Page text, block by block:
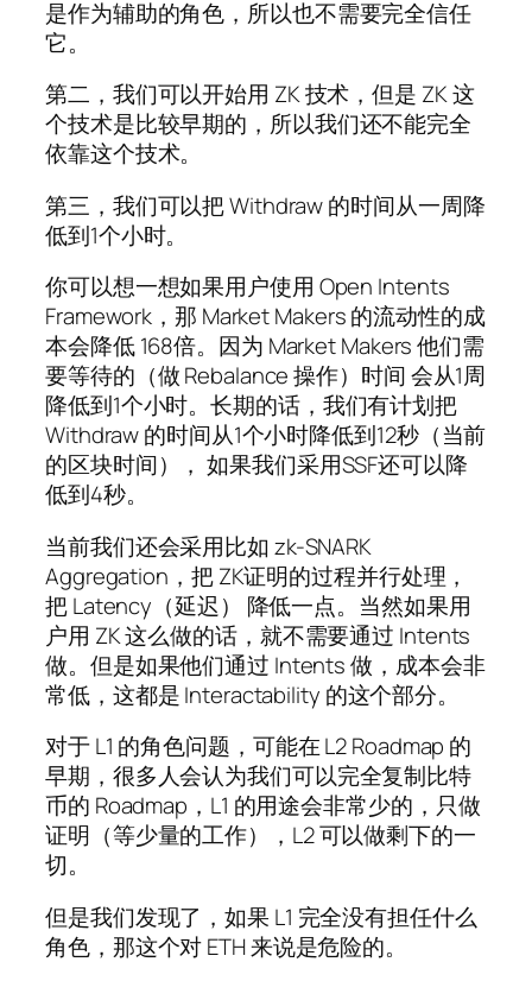
是作为辅助的角色，所以也不需要完全信任
它。
第二，我们可以开始用 ZK 技术，但是 ZK 这
个技术是比较早期的，所以我们还不能完全
依靠这个技术。
第三，我们可以把 Withdraw 的时间从一周降
低到1个小时。
你可以想一想如果用户使用 Open Intents
Framework，那 Market Makers 的流动性的成
本会降低 168倍。因为 Market Makers 他们需
要等待的（做 Rebalance 操作）时间 会从1周
降低到1个小时。长期的话，我们有计划把
Withdraw 的时间从1个小时降低到12秒（当前
的区块时间）， 如果我们采用SSF还可以降
低到4秒。
当前我们还会采用比如 zk-SNARK
Aggregation，把 ZK证明的过程并行处理，
把 Latency（延迟） 降低一点。当然如果用
户用 ZK 这么做的话，就不需要通过 Intents
做。但是如果他们通过 Intents 做，成本会非
常低，这都是 Interactability 的这个部分。
对于 L1 的角色问题，可能在 L2 Roadmap 的
早期，很多人会认为我们可以完全复制比特
币的 Roadmap，L1 的用途会非常少的，只做
证明（等少量的工作），L2 可以做剩下的一
切。
但是我们发现了，如果 L1 完全没有担任什么
角色，那这个对 ETH 来说是危险的。